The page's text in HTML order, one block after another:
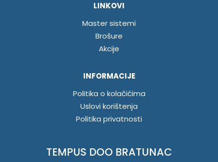
LINKOVI
Master sistemi
Brošure
Akcije
INFORMACIJE
Politika o kolačićima
Uslovi korištenja
Politika privatnosti
TEMPUS DOO BRATUNAC